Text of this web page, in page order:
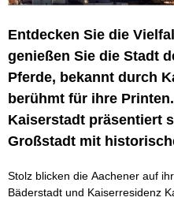
Entdecken Sie die
genießen Sie die Stadt
Pferde, bekannt durch
berühmt für ihre
Kaiserstadt präsentiert
Großstadt mit
Stolz blicken die Aachener auf
Bäderstadt und Kaiserresidenz